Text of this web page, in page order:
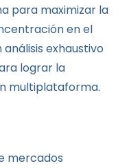
para maximizar la
en el
exhaustivo
lograr la
multiplataforma.
mercados